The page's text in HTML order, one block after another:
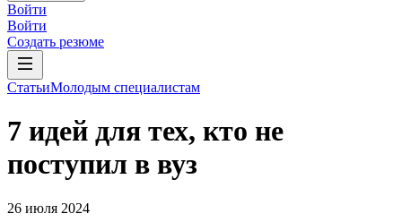
Войти
Войти
Создать резюме
СтатьиМолодым специалистам
7 идей для тех, кто не
поступил в вуз
26 июля 2024